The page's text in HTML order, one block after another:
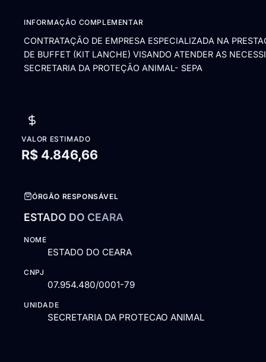
INFORMAÇÃO COMPLEMENTAR
CONTRATAÇÃO DE EMPRESA ESPECIALIZADA NA
DE BUFFET (KIT LANCHE) VISANDO ATENDER AS
SECRETARIA DA PROTEÇÃO ANIMAL- SEPA
VALOR ESTIMADO
R$ 4.846,66
ÓRGÃO RESPONSÁVEL
ESTADO DO CEARA
NOME
ESTADO DO CEARA
CNPJ
07.954.480/0001-79
UNIDADE
SECRETARIA DA PROTECAO ANIMAL